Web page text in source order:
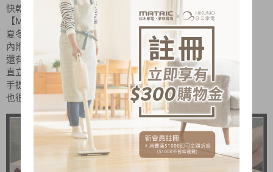
快乾神隊友、「居家必備」NO.1
【MATRIC 松木】 直/臥 兩用布團乾燥機
夏冬二季雙模式，四季使用皆適宜
內附 烘被套&烘鞋架,烘被/烘鞋一機搞定
還有除蹣加溫行程，有效減少過敏原
直立橫臥二用，依擺放位置隨心所欲
手提禮盒式包裝，除了居家自用好用
也很適合作為親朋好友入新居的伴手禮